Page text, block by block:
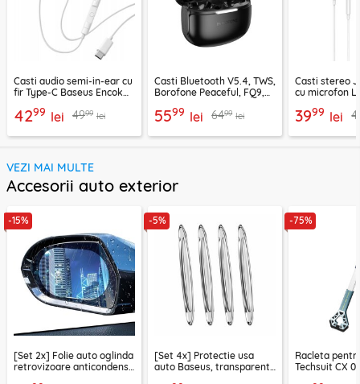
Casti audio semi-in-ear cu
fir Type-C Baseus Encok
4299 lei 4999 lei
Casti Bluetooth V5.4, TWS,
Borofone Peaceful, FQ9,
5599 lei 6499 lei
Casti stereo
cu microfon
3999 lei
VEZI MAI MULTE
Accesorii auto exterior
-15%
[Set 2x] Folie auto oglinda
retrovizoare anticondens
-5%
[Set 4x] Protectie usa
auto Baseus, transparent,
-75%
Racleta
Techsuit CX